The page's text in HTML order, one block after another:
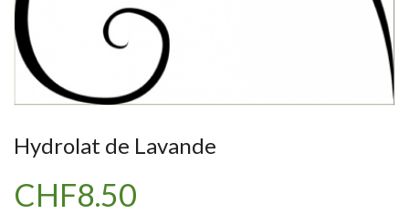
Hydrolat de Lavande
CHF8.50